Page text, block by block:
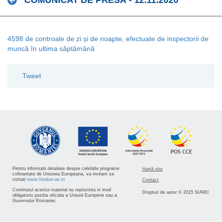
4598 de controale de zi și de noapte, efectuate de inspectorii de
muncă în ultima săptămână
Tweet
Pentru informatii detaliate despre celelalte programe
cofinantate de Uniunea Europeana, va invitam sa
vizitati www.fonduri-ue.ro
Continutul acestui material nu reprezinta in mod
obligatoriu pozitia oficiala a Uniunii Europene sau a
Guvernului Romaniei.
Hartă site
Contact
Drepturi de autor © 2015 SIAMC